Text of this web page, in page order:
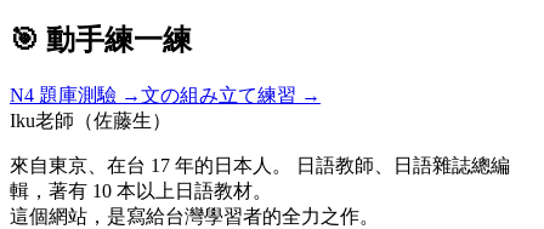
🎯 動手練一練
N4 題庫測驗 →文の組み立て練習 →
Iku老師（佐藤生）
來自東京、在台 17 年的日本人。 日語教師、日語雜誌總編
輯，著有 10 本以上日語教材。
這個網站，是寫給台灣學習者的全力之作。